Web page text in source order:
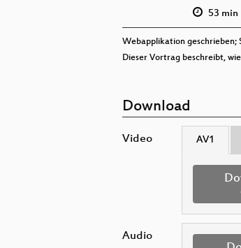
53 min
Webapplikation geschrieben;
Dieser Vortrag beschreibt,
Download
Video AV1
Audio